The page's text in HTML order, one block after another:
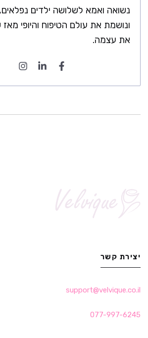
נשואה ואמא לשלושה ילדים
ונושמת את עולם הטיפוח והיופי
את עצמה.
יצירת קשר
support@velvique.co.il
077-997-6245